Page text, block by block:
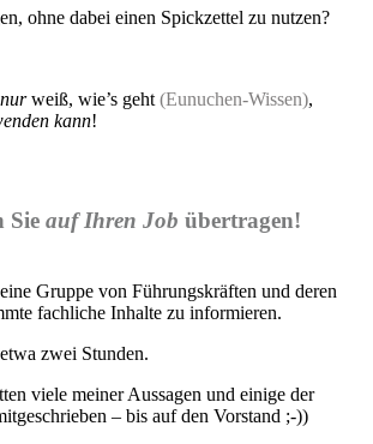
ohne dabei einen Spickzettel zu nutzen?
nurweiß, wie’s geht (Eunuchen-Wissen),
kann!
Sie auf Ihren Job übertragen!
Gruppe von Führungskräften und deren
fachliche Inhalte zu informieren.
zwei Stunden.
viele meiner Aussagen und einige der
– bis auf den Vorstand ;-))